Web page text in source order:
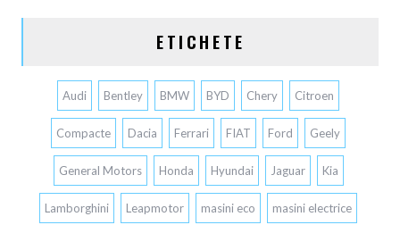
ETICHETE
Audi Bentley BMW BYD Chery Citroen
Compacte Dacia Ferrari FIAT Ford Geely
General Motors Honda Hyundai Jaguar Kia
Lamborghini Leapmotor masini eco masini electrice